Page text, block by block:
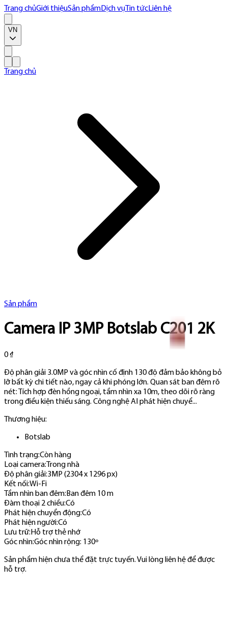
Trang chủGiới thiệuSản phẩmDịch vụ Tin tứcLiên hệ
VN
Trang chủ
Sản phẩm
Camera IP 3MP Botslab C201 2K
0 ₫
Độ phân giải 3.0MP và góc nhìn cố định 130 độ đảm bảo không bỏ
lỡ bất kỳ chi tiết nào, ngay cả khi phóng lớn. Quan sát ban đêm rõ
nét: Tích hợp đèn hồng ngoại, tầm nhìn xa 10m, theo dõi rõ ràng
trong điều kiện thiếu sáng. Công nghệ AI phát hiện chuyể...
Thương hiệu:
Botslab
Tình trạng:Còn hàng
Loại camera: Trong nhà
Độ phân giải:3MP (2304 x 1296 px)
Kết nối:Wi-Fi
Tầm nhìn ban đêm: Ban đêm 10 m
Đàm thoại 2 chiều:Có
Phát hiện chuyển động:Có
Phát hiện người:Có
Lưu trữ: Hỗ trợ thẻ nhớ
Góc nhìn:Góc nhìn rộng: 130º
Sản phẩm hiện chưa thể đặt trực tuyến. Vui lòng liên hệ để được
hỗ trợ.